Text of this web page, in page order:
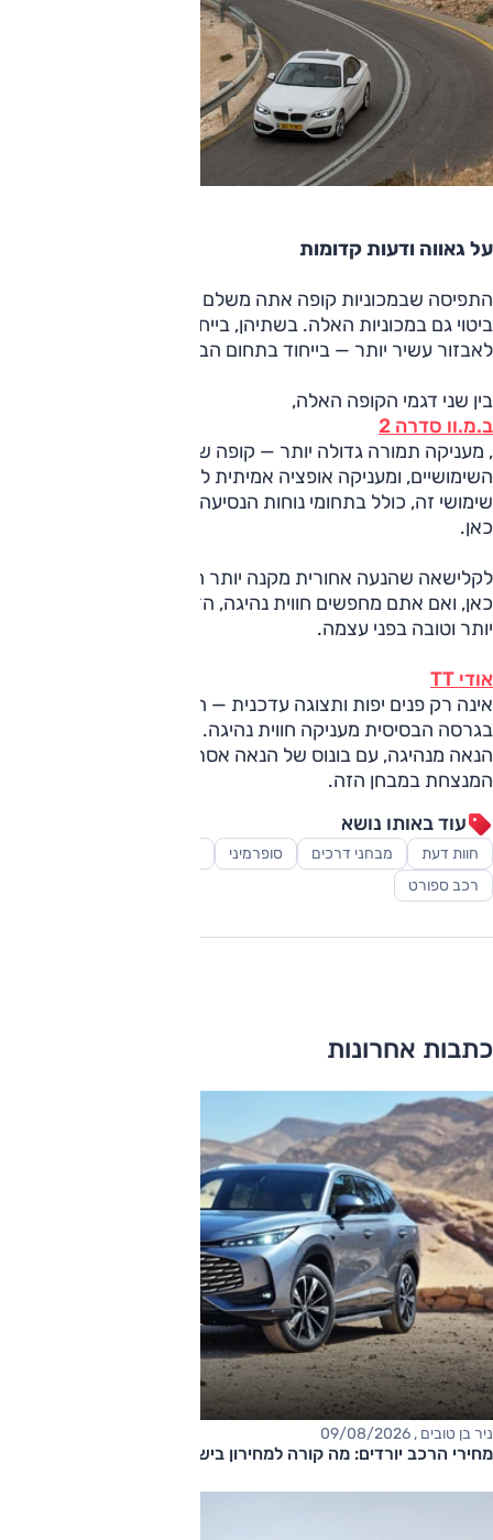
על גאווה ודעות קדומות
התפיסה שבמכוניות קופה אתה משלם יותר ומקבל פחות קיבלה
ביטוי גם במכוניות האלה. בשתיהן, בייחוד באודי, היינו מצפים
לאבזור עשיר יותר — בייחוד בתחום הבטיחותי.
בין שני דגמי הקופה האלה,
ב.מ.וו סדרה 2
, מעניקה תמורה גדולה יותר — קופה שאינה מענישה במובנים
השימושיים, ומעניקה אופציה אמיתית לנסיעה בארבעה, ובהקשר
שימושי זה, כולל בתחומי נוחות הנסיעה ואיכותה, היא העדיפה
כאן.
לקלישאה שהנעה אחורית מקנה יותר הנאה, לא היה ממש כיסוי
יותר וטובה בפני עצמה.
אודי TT
אינה רק פנים יפות ותצוגה עדכנית — היא יודעת לבצע, ואפילו
בגרסה הבסיסית מעניקה חווית נהיגה. וכך, אם המטרה היא
המנצחת במבחן הזה.
עוד באותו נושא
חוות דעת מבחני דרכים סופרמיני
רכב ספורט
כתבות אחרונות
ניר בן טובים , 09/08/2026
מחירי הרכב יורדים: מה קורה למחירון בישראל?